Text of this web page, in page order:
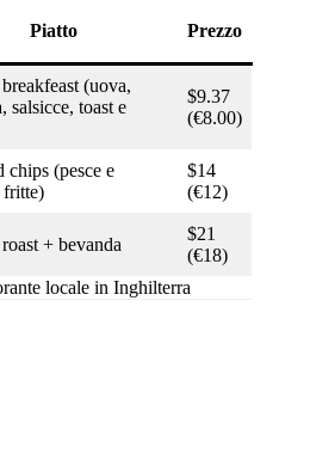
Piatto Prezzo
(uova,
salsicce, toast e
$9.37
(€8.00)
chips (pesce e
fritte)
$14
(€12)
+ bevanda
$21
(€18)
locale in Inghilterra